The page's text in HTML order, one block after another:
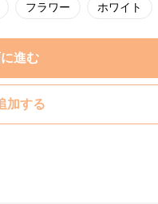
フラワー ホワイト
進む
加する